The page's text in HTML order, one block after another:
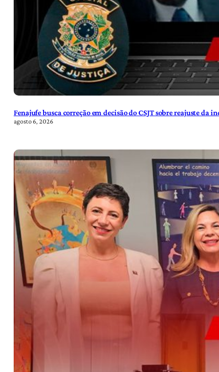
Fenajufe busca correção em decisão do CSJT sobre reajuste da
agosto 6, 2026